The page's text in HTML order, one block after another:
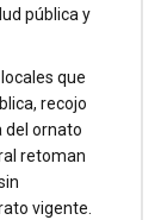
pública y
que
recojo
del ornato
retoman
vigente.